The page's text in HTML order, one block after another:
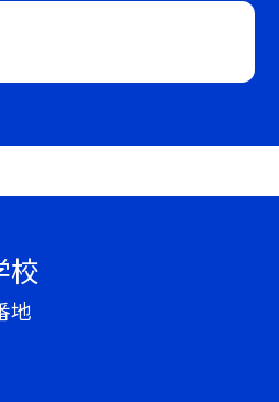
校
地